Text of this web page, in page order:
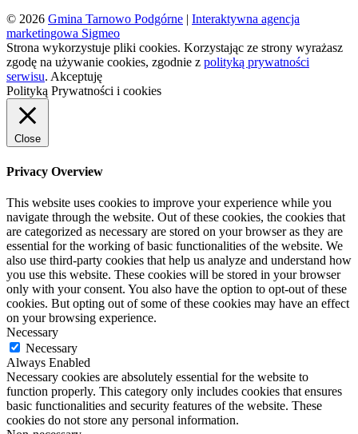
© 2026 Gmina Tarnowo Podgórne
Interaktywna agencja
marketingowa Sigmeo
Strona wykorzystuje pliki cookies. Korzystając ze strony wyrażasz
zgodę na używanie cookies, zgodnie z polityką prywatności
serwisu. Akceptuję
Polityką Prywatności i cookies
Close
Privacy Overview
This website uses cookies to improve your experience while you
navigate through the website. Out of these cookies, the cookies that
are categorized as necessary are stored on your browser as they are
essential for the working of basic functionalities of the website. We
also use third-party cookies that help us analyze and understand how
you use this website. These cookies will be stored in your browser
only with your consent. You also have the option to opt-out of these
cookies. But opting out of some of these cookies may have an effect
on your browsing experience.
Necessary
Necessary
Always Enabled
Necessary cookies are absolutely essential for the website to
function properly. This category only includes cookies that ensures
basic functionalities and security features of the website. These
cookies do not store any personal information.